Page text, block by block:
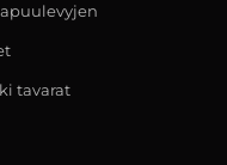
tavarat